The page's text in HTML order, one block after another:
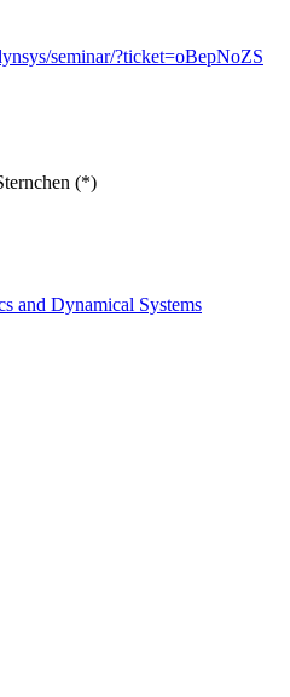
seminar/?ticket=oBepNoZS
(*)
and Dynamical Systems